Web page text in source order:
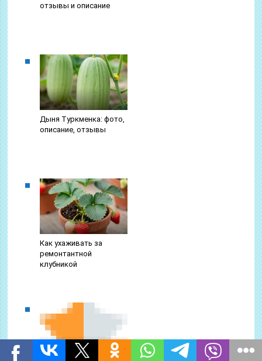
отзывы и описание
Дыня Туркменка: фото,
описание, отзывы
Как ухаживать за
ремонтантной
клубникой